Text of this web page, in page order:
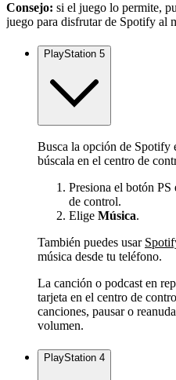
Consejo: si el juego lo permite,
juego para disfrutar de Spotify al
PlayStation 5
Busca la opción de Spotify
búscala en el centro de
Presiona el botón
de control.
Elige Música.
También puedes usar
música desde tu teléfono.
La canción o podcast en
tarjeta en el centro de
canciones, pausar o
volumen.
PlayStation 4